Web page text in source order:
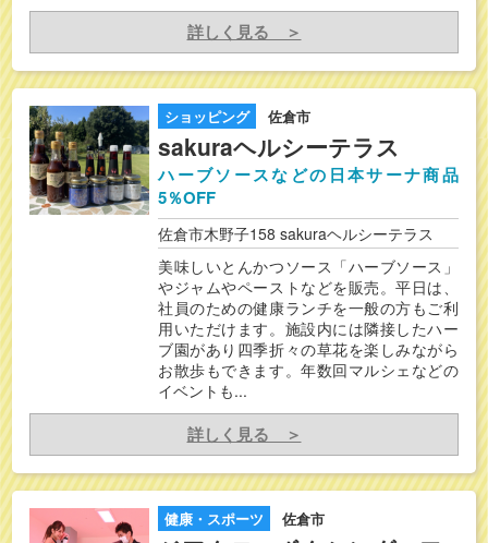
詳しく見る ＞
ショッピング 佐倉市
sakuraヘルシーテラス
ハーブソースなどの日本サーナ商品
5％OFF
佐倉市木野子158 sakuraヘルシーテラス
美味しいとんかつソース「ハーブソース」
やジャムやペーストなどを販売。平日は、
社員のための健康ランチを一般の方もご利
用いただけます。施設内には隣接したハー
ブ園があり四季折々の草花を楽しみながら
お散歩もできます。年数回マルシェなどの
イベントも...
詳しく見る ＞
健康・スポーツ 佐倉市